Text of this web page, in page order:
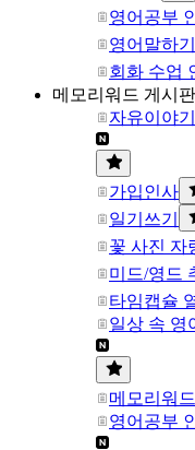
영어공부
영어말하
회화 수업
메모리워드 게시판
자유이야
가입인사
일기쓰기
꽃 사진 자
미드/영드
타임캡슐
일상 속 영
메모리워
영어공부